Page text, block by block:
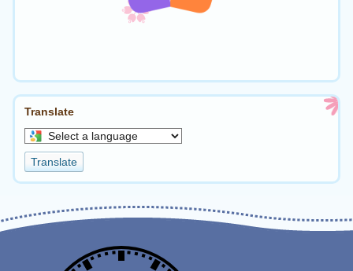
Translate
Select
a
language
to
this
Translate